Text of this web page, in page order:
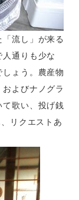
流し」が来る
通りも少な
ょう。農産物
よびナノグラ
歌い、投げ銭
リクエストあ